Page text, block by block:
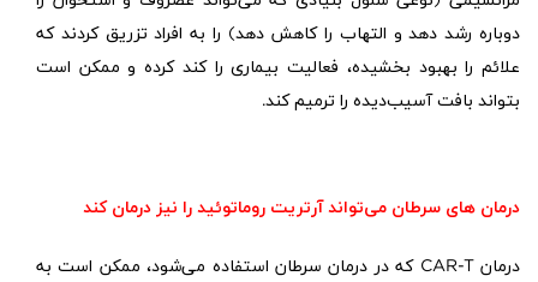
دوباره رشد دهد و التهاب را کاهش دهد) را به افراد تزریق کردند که
علائم را بهبود بخشیده، فعالیت بیماری را کند کرده و ممکن است
بتواند بافت آسیب‌دیده را ترمیم کند.
درمان های سرطان می‌تواند آرتریت روماتوئید را نیز درمان کند
درمانCAR-T که در درمان سرطان استفاده می‌شود، ممکن است به